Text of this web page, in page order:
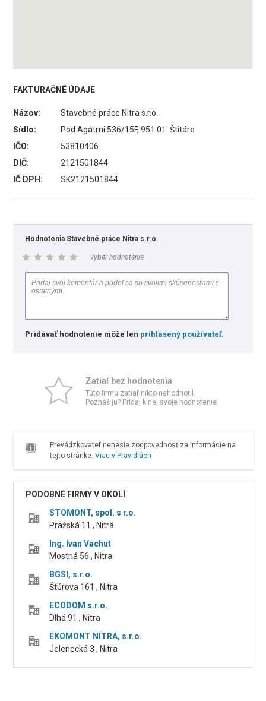
FAKTURAČNÉ ÚDAJE
Názov:
Stavebné práce Nitra s.r.o.
Sídlo:
Pod Agátmi 536/15F, 951 01 Štitáre
IČO:
53810406
DIČ:
2121501844
IČ DPH:
SK2121501844
Hodnotenia Stavebné práce Nitra s.r.o.
vyber hodnotenie
Pridávať hodnotenie môže len prihlásený používateľ.
Zatiaľ bez hodnotenia
Túto firmu zatiaľ nikto nehodnotil.
Poznáš ju? Pridaj k nej svoje hodnotenie.
Prevádzkovateľ nenesie zodpovednosť za informácie na
tejto stránke. Viac v Pravidlách
PODOBNÉ FIRMY V OKOLÍ
STOMONT, spol. s r.o.
Pražská 11 , Nitra
Ing. Ivan Vachut
Mostná 56 , Nitra
BGSI, s.r.o.
Štúrova 161 , Nitra
ECODOM s.r.o.
Dlhá 91 , Nitra
EKOMONT NITRA, s.r.o.
Jelenecká 3 , Nitra